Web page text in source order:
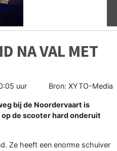
NA VAL MET
uur Bron: XYTO-Media
bij de Noordervaart is
de scooter hard onderuit
Ze heeft een enorme schuiver